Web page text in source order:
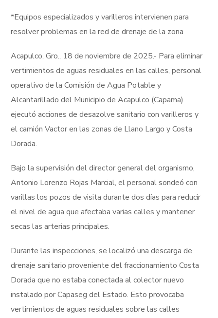
*Equipos especializados y varilleros intervienen para
resolver problemas en la red de drenaje de la zona
Acapulco, Gro., 18 de noviembre de 2025.- Para eliminar
vertimientos de aguas residuales en las calles, personal
operativo de la Comisión de Agua Potable y
Alcantarillado del Municipio de Acapulco (Capama)
ejecutó acciones de desazolve sanitario con varilleros y
el camión Vactor en las zonas de Llano Largo y Costa
Dorada.
Bajo la supervisión del director general del organismo,
Antonio Lorenzo Rojas Marcial, el personal sondeó con
varillas los pozos de visita durante dos días para reducir
el nivel de agua que afectaba varias calles y mantener
secas las arterias principales.
Durante las inspecciones, se localizó una descarga de
drenaje sanitario proveniente del fraccionamiento Costa
Dorada que no estaba conectada al colector nuevo
instalado por Capaseg del Estado. Esto provocaba
vertimientos de aguas residuales sobre las calles